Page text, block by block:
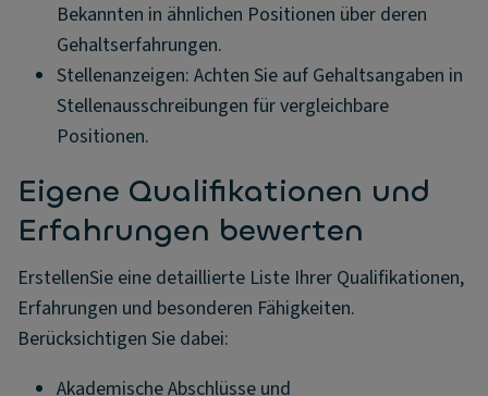
Bekannten in ähnlichen Positionen über deren
Gehaltserfahrungen.
Stellenanzeigen: Achten Sie auf Gehaltsangaben in
Stellenausschreibungen für vergleichbare
Positionen.
Eigene Qualifikationen und
Erfahrungen bewerten
ErstellenSie eine detaillierte Liste Ihrer Qualifikationen,
Erfahrungen und besonderen Fähigkeiten.
Berücksichtigen Sie dabei:
Akademische Abschlüsse und